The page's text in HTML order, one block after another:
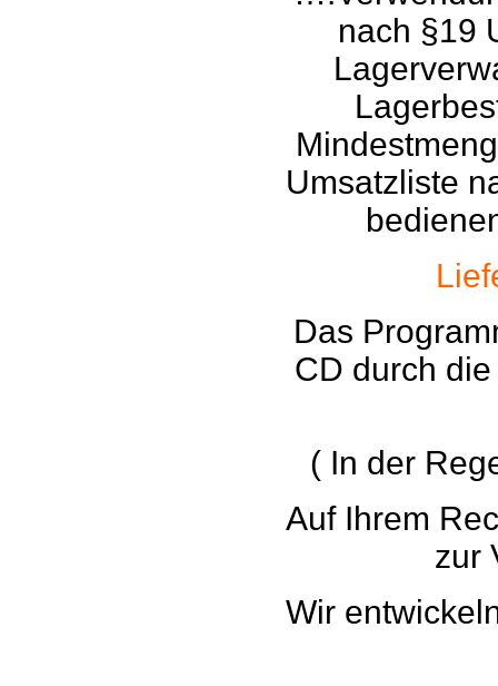
nach §19
Umsatzliste
Das
CD durch
( In der
Auf Ihrem
zur
Wir